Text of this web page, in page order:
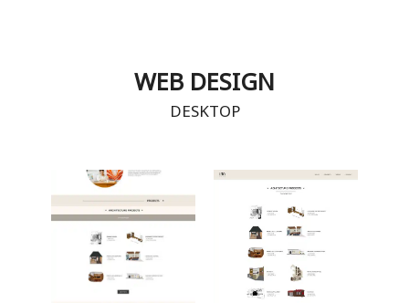
WEB DESIGN
DESKTOP